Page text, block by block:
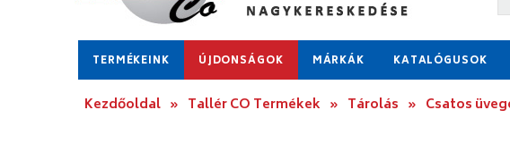
TERMÉKEINK ÚJDONSÁGOK MÁRKÁK KATALÓGUSOK
Kezdőoldal » Tallér CO Termékek » Tárolás » Csatos